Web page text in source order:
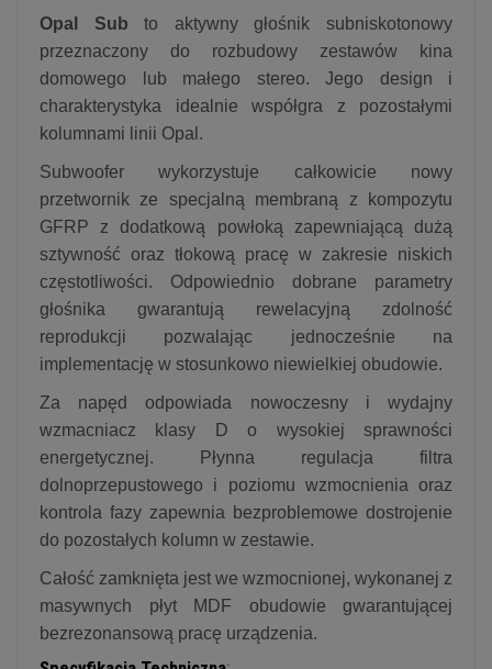
Opal Sub to aktywny głośnik subniskotonowy
przeznaczony do rozbudowy zestawów kina
domowego lub małego stereo. Jego design i
charakterystyka idealnie współgra z pozostałymi
kolumnami linii Opal.
Subwoofer wykorzystuje całkowicie nowy
przetwornik ze specjalną membraną z kompozytu
GFRP z dodatkową powłoką zapewniającą dużą
sztywność oraz tłokową pracę w zakresie niskich
częstotliwości. Odpowiednio dobrane parametry
głośnika gwarantują rewelacyjną zdolność
reprodukcji pozwalając jednocześnie na
implementację w stosunkowo niewielkiej obudowie.
Za napęd odpowiada nowoczesny i wydajny
wzmacniacz klasy D o wysokiej sprawności
energetycznej. Płynna regulacja filtra
dolnoprzepustowego i poziomu wzmocnienia oraz
kontrola fazy zapewnia bezproblemowe dostrojenie
do pozostałych kolumn w zestawie.
Całość zamknięta jest we wzmocnionej, wykonanej z
masywnych płyt MDF obudowie gwarantującej
bezrezonansową pracę urządzenia.